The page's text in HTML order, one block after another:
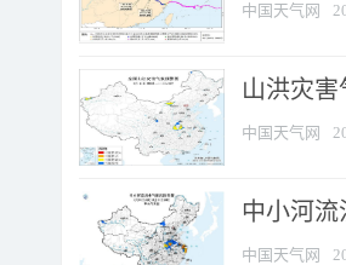
中国天气网
山洪灾
中国天气网
中小河
中国天气网